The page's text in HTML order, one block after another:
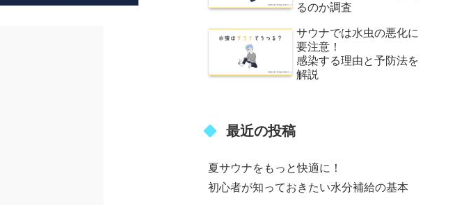
るのか調査
サウナでは水虫の悪化に
要注意！
感染する理由と予防法を
解説
最近の投稿
夏サウナをもっと快適に！
初心者が知っておきたい水分補給の基本